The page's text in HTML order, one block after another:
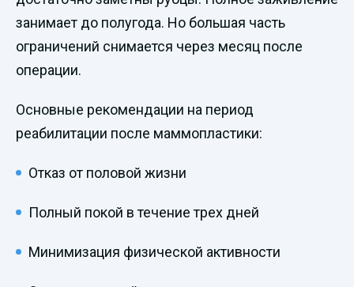
занимает до полугода. Но большая часть
ограничений снимается через месяц после
операции.
Основные рекомендации на период
реабилитации после маммопластики:
Отказ от половой жизни
Полный покой в течение трех дней
Минимизация физической активности